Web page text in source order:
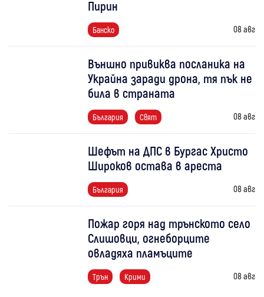
Пирин
Банско 08 авг
Външно привиква посланика на
Украйна заради дрона, тя пък не
била в страната
България Свят 08 авг
Шефът на ДПС в Бургас Христо
Широков остава в ареста
България 08 авг
Пожар горя над трънското село
Слишовци, огнеборците
овладяха пламъците
Трън Крими 08 авг